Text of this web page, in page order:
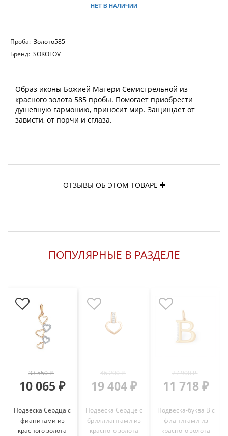
НЕТ В НАЛИЧИИ
Проба: Золото585
Бренд: SOKOLOV
Образ иконы Божией Матери Семистрельной из
красного золота 585 пробы. Помогает приобрести
душевную гармонию, приносит мир. Защищает от
зависти, от порчи и сглаза.
ОТЗЫВЫ ОБ ЭТОМ ТОВАРЕ
ПОПУЛЯРНЫЕ В РАЗДЕЛЕ
33 550 ₽
10 065 ₽
Подвеска Сердца с
фианитами из
красного золота
46 200 ₽
19 404 ₽
Подвеска Сердце с
бриллиантами из
красного золота
27 900 ₽
11 718 ₽
Подвеска-буква В с
фианитами из
красного золота